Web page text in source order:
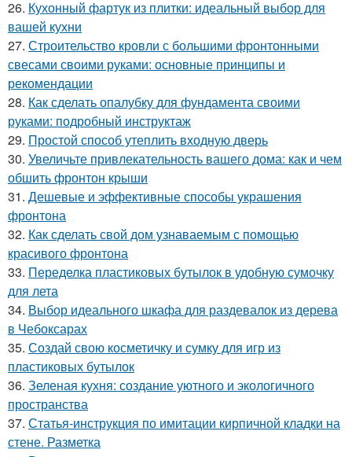
26. Кухонный фартук из плитки: идеальный выбор для
вашей кухни
27. Строительство кровли с большими фронтонными
свесами своими руками: основные принципы и
рекомендации
28. Как сделать опалубку для фундамента своими
руками: подробный инструктаж
29. Простой способ утеплить входную дверь
30. Увеличьте привлекательность вашего дома: как и чем
обшить фронтон крыши
31. Дешевые и эффективные способы украшения
фронтона
32. Как сделать свой дом узнаваемым с помощью
красивого фронтона
33. Переделка пластиковых бутылок в удобную сумочку
для лета
34. Выбор идеального шкафа для раздевалок из дерева
в Чебоксарах
35. Создай свою косметичку и сумку для игр из
пластиковых бутылок
36. Зеленая кухня: создание уютного и экологичного
пространства
37. Статья-инструкция по имитации кирпичной кладки на
стене. Разметка